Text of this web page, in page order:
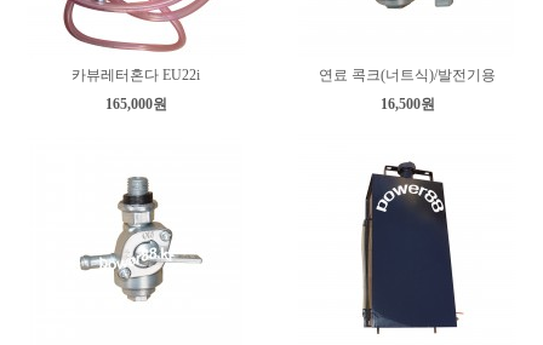
카뷰레터혼다 EU22i
165,000원
연료 콕크(너트식)/발전기용
16,500원